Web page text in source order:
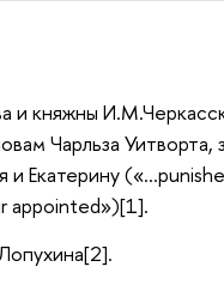
и княжны
Чарльза Уитворта,
и Екатерину
appointed»)[1].